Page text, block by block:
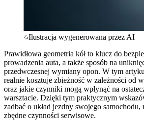
Ilustracja wygenerowana przez AI
Prawidłowa geometria kół to klucz do
prowadzenia auta, a także sposób na
przedwczesnej wymiany opon. W tym
realnie kosztuje zbieżność w zależności od
oraz jakie czynniki mogą wpłynąć na
warsztacie. Dzięki tym praktycznym
zadbać o układ jezdny swojego samochodu,
zbędne czynności serwisowe.